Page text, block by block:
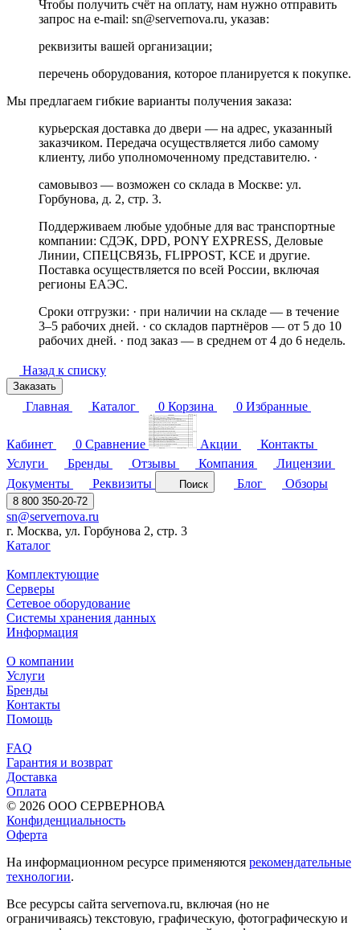
Чтобы получить счёт на оплату, нам нужно отправить
запрос на e-mail: sn@servernova.ru, указав:
реквизиты вашей организации;
перечень оборудования, которое планируется к покупке.
Мы предлагаем гибкие варианты получения заказа:
курьерская доставка до двери — на адрес, указанный
заказчиком. Передача осуществляется либо самому
клиенту, либо уполномоченному представителю. ·
самовывоз — возможен со склада в Москве: ул.
Горбунова, д. 2, стр. 3.
Поддерживаем любые удобные для вас транспортные
компании: СДЭК, DPD, PONY EXPRESS, Деловые
Линии, СПЕЦСВЯЗЬ, FLIPPOST, KCE и другие.
Поставка осуществляется по всей России, включая
регионы ЕАЭС.
Сроки отгрузки: · при наличии на складе — в течение
3–5 рабочих дней. · со складов партнёров — от 5 до 10
рабочих дней. · под заказ — в среднем от 4 до 6 недель.
Назад к списку
Заказать
Главная Каталог 0 Корзина 0 Избранные
Кабинет 0 Сравнение Акции
Контакты
Услуги
Бренды Отзывы Компания
Лицензии
Документы
Реквизиты Поиск Блог Обзоры
8 800 350-20-72
sn@servernova.ru
г. Москва, ул. Горбунова 2, стр. 3
Каталог
Комплектующие
Серверы
Сетевое оборудование
Системы хранения данных
Информация
О компании
Услуги
Бренды
Контакты
Помощь
FAQ
Гарантия и возврат
Доставка
Оплата
© 2026 ООО СЕРВЕРНОВА
Конфиденциальность
Оферта
На информационном ресурсе применяются рекомендательные
технологии.
Все ресурсы сайта servernova.ru, включая (но не
ограничиваясь) текстовую, графическую, фотографическую и